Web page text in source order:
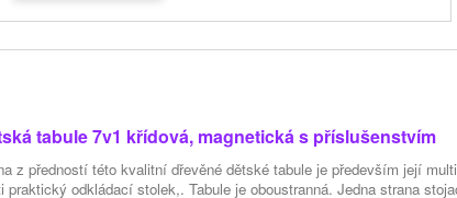
tabule 7v1 křídová, magnetická s příslušenstvím
z předností této kvalitní dřevěné dětské tabule je především její
praktický odkládací stolek,. Tabule je oboustranná. Jedna strana